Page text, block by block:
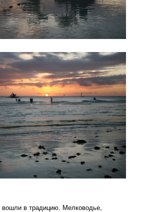
в традицию. Мелководье,